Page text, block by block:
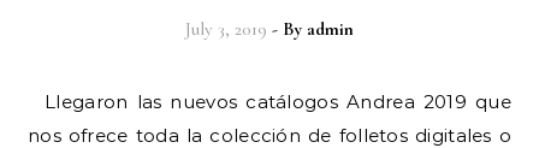
July 3, 2019 - By admin
Llegaron las nuevos catálogos Andrea 2019 que
nos ofrece toda la colección de folletos digitales o